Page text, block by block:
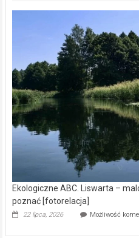
Ekologiczne ABC. Liswarta –
poznać [fotorelacja]
22 lipca, 2026 Możliwość